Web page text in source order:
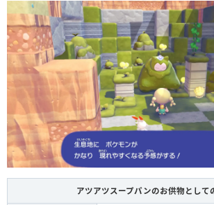
アツアツスープパンのお供物として